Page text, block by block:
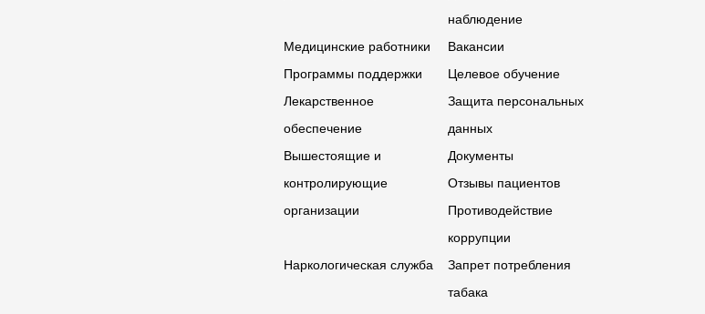
наблюдение
Медицинские работники
Вакансии
Программы поддержки
Целевое обучение
Лекарственное
обеспечение
Защита персональных
данных
Вышестоящие и
контролирующие
организации
Документы
Отзывы пациентов
Противодействие
коррупции
Наркологическая служба
Запрет потребления
табака